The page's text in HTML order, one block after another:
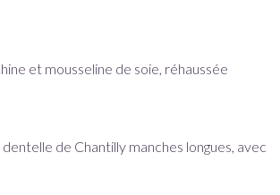
et mousseline de soie, réhaussée
de Chantilly manches longues, avec